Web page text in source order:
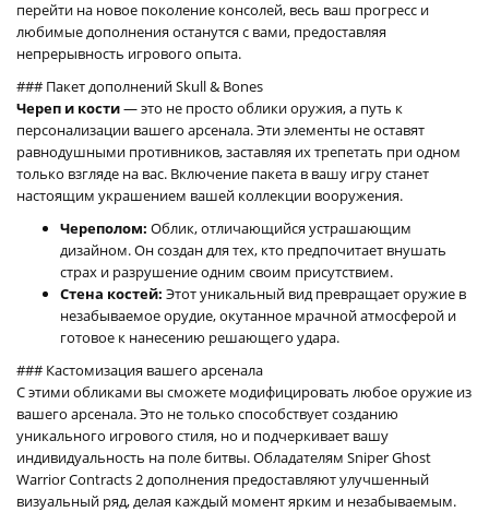
перейти на новое поколение консолей, весь ваш прогресс и
любимые дополнения останутся с вами, предоставляя
непрерывность игрового опыта.
### Пакет дополнений Skull & Bones
Череп и кости— это не просто облики оружия, а путь к
персонализации вашего арсенала. Эти элементы не оставят
равнодушными противников, заставляя их трепетать при одном
только взгляде на вас. Включение пакета в вашу игру станет
настоящим украшением вашей коллекции вооружения.
Череполом: Облик, отличающийся устрашающим
дизайном. Он создан для тех, кто предпочитает внушать
страх и разрушение одним своим присутствием.
Стена костей: Этот уникальный вид превращает оружие в
незабываемое орудие, окутанное мрачной атмосферой и
готовое к нанесению решающего удара.
### Кастомизация вашего арсенала
С этими обликами вы сможете модифицировать любое оружие из
вашего арсенала. Это не только способствует созданию
уникального игрового стиля, но и подчеркивает вашу
индивидуальность на поле битвы. Обладателям Sniper Ghost
Warrior Contracts 2 дополнения предоставляют улучшенный
визуальный ряд, делая каждый момент ярким и незабываемым.